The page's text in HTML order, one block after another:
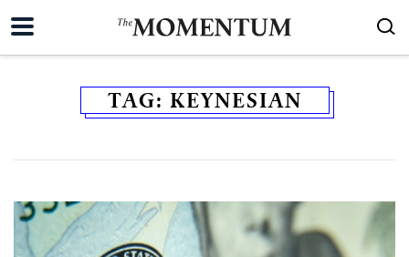
TAG: KEYNESIAN